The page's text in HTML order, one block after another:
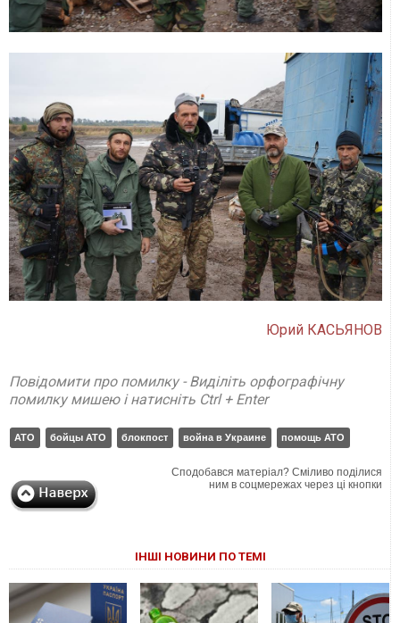
Юрий КАСЬЯНОВ
Повідомити про помилку - Виділіть орфографічну
помилку мишею і натисніть Ctrl + Enter
АТО бойцы АТО блокпост война в Украине помощь АТО
Сподобався матеріал? Сміливо поділися
ним в соцмережах через ці кнопки
ІНШІ НОВИНИ ПО ТЕМІ